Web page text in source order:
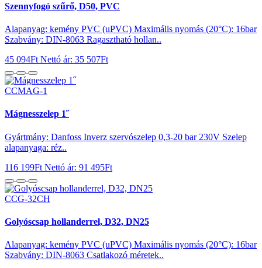
Szennyfogó szűrő, D50, PVC
Alapanyag: kemény PVC (uPVC) Maximális nyomás (20°C): 16bar
Szabvány: DIN-8063 Ragasztható hollan..
45 094Ft Nettó ár: 35 507Ft
CCMAG-1
Mágnesszelep 1˝
Gyártmány: Danfoss Inverz szervószelep 0,3-20 bar 230V Szelep
alapanyaga: réz..
116 199Ft Nettó ár: 91 495Ft
CCG-32CH
Golyóscsap hollanderrel, D32, DN25
Alapanyag: kemény PVC (uPVC) Maximális nyomás (20°C): 16bar
Szabvány: DIN-8063 Csatlakozó méretek..